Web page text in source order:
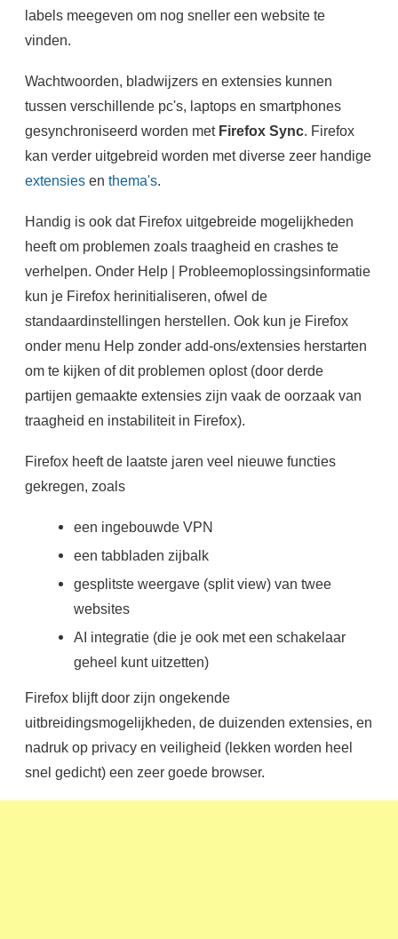
labels meegeven om nog sneller een website te
vinden.
Wachtwoorden, bladwijzers en extensies kunnen
tussen verschillende pc's, laptops en smartphones
gesynchroniseerd worden met Firefox Sync. Firefox
kan verder uitgebreid worden met diverse zeer handige
extensiesen thema's.
Handig is ook dat Firefox uitgebreide mogelijkheden
heeft om problemen zoals traagheid en crashes te
verhelpen. Onder Help | Probleemoplossingsinformatie
kun je Firefox herinitialiseren, ofwel de
standaardinstellingen herstellen. Ook kun je Firefox
onder menu Help zonder add-ons/extensies herstarten
om te kijken of dit problemen oplost (door derde
partijen gemaakte extensies zijn vaak de oorzaak van
traagheid en instabiliteit in Firefox).
Firefox heeft de laatste jaren veel nieuwe functies
gekregen, zoals
een ingebouwde VPN
een tabbladen zijbalk
gesplitste weergave (split view) van twee
websites
AI integratie (die je ook met een schakelaar
geheel kunt uitzetten)
Firefox blijft door zijn ongekende
uitbreidingsmogelijkheden, de duizenden extensies, en
nadruk op privacy en veiligheid (lekken worden heel
snel gedicht) een zeer goede browser.